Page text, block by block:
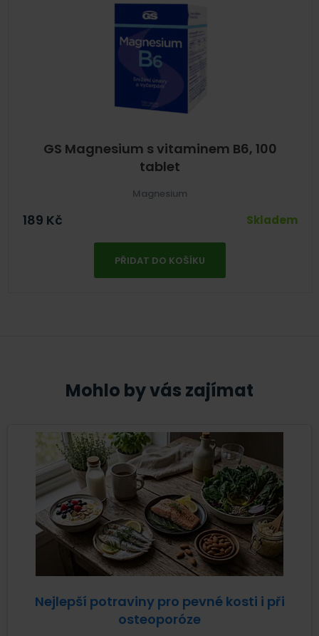
GS Magnesium s vitaminem B6, 100
tablet
Magnesium
189 Kč Skladem
PŘIDAT DO KOŠÍKU
Mohlo by vás zajímat
Nejlepší potraviny pro pevné kosti i při
osteoporóze